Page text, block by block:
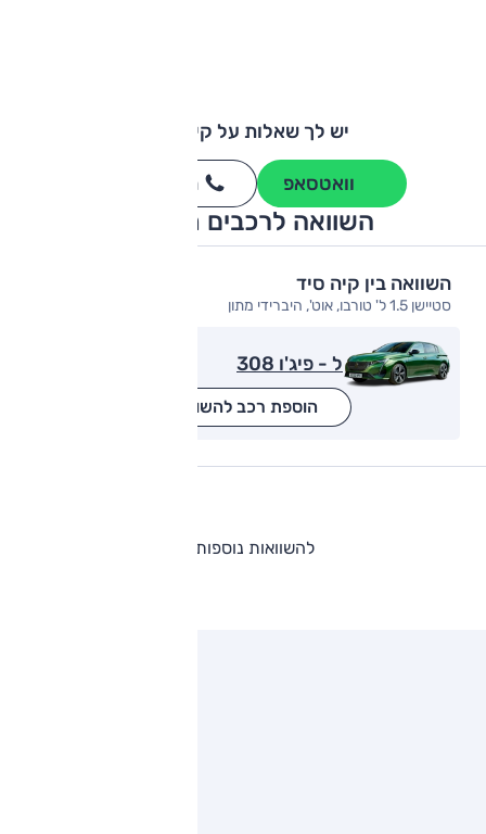
יש לך שאלות על קיה סיד?
וואטסאפ חייגו
השוואה לרכבים מתחרים
השוואה בין קיה סיד
סטיישן 1.5 ל' טורבו, אוט', היברידי מתון
ל - פיג'ו 308
הוספת רכב להשוואה
להשוואות נוספות